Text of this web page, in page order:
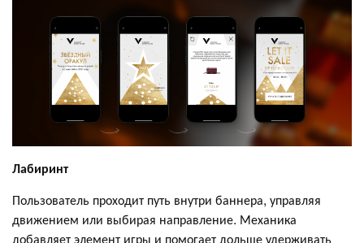
Лабиринт
Пользователь проходит путь внутри баннера, управляя
движением или выбирая направление. Механика
добавляет элемент игры и помогает дольше удерживать